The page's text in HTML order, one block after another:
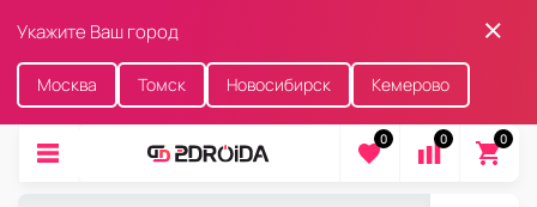
Укажите Ваш город
Москва Томск Новосибирск Кемерово
0 0 0